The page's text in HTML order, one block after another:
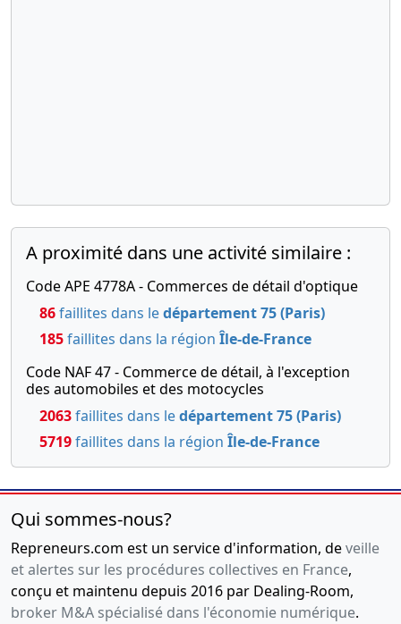
A proximité dans une activité similaire :
Code APE 4778A - Commerces de détail d'optique
86faillites dans ledépartement 75 (Paris)
185faillites dans la région Île-de-France
Code NAF 47 - Commerce de détail, à l'exception
des automobiles et des motocycles
2063faillites dans ledépartement 75 (Paris)
5719faillites dans la région Île-de-France
Qui sommes-nous?
Repreneurs.com est un service d'information, deveille
et alertes sur les procédures collectives en France,
conçu et maintenu depuis 2016 par Dealing-Room,
broker M&A spécialisé dans l'économie numérique.